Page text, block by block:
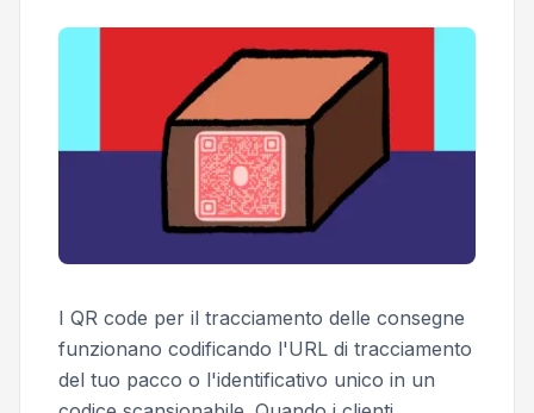
I QR code per il tracciamento delle consegne
funzionano codificando l'URL di tracciamento
del tuo pacco o l'identificativo unico in un